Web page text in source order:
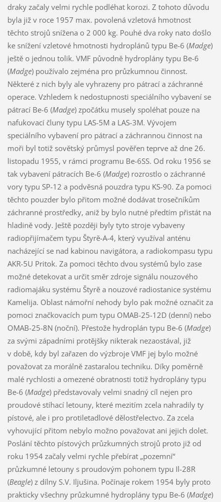
draky začaly velmi rychle podléhat korozi. Z tohoto důvodu
byla již v roce 1957 max. povolená vzletová hmotnost
těchto strojů snížena o 2 000 kg. Pouhé dva roky nato došlo
ke snížení vzletové hmotnosti hydroplánů typu Be-6 (Madge)
ještě o jednou tolik. VMF původně hydroplány typu Be-6
(Madge) používalo zejména pro průzkumnou činnost.
Některé z nich byly ale vyhrazeny pro pátrací a záchranné
operace. Vzhledem k nedostupnosti speciálního vybavení se
pátrací Be-6 (Madge) zpočátku musely spoléhat pouze na
nafukovací čluny typu LAS-5M a LAS-3M. Vývojem
speciálního vybavení pro pátrací a záchrannou činnost na
moři byl totiž sovětský průmysl pověřen teprve až dne 26.
listopadu 1955, v rámci programu Be-6SS. Od roku 1956 se
tak vybavení pátracích Be-6 (Madge) rozrostlo o záchranné
vory typu SP-12 a podvěsná pouzdra typu KS-90. Za pomoci
těchto pouzder bylo přitom možné dodávat trosečníkům
záchranné prostředky, aniž by bylo nutné předtím přistát na
hladině vody. Ještě později byly tyto stroje vybaveny
radiopřijímačem typu Štyrě-A-4, který využíval anténu
nacházející se nad kabinou navigátora, a radiokompasu typu
AKR-5U Pritok. Za pomoci těchto dvou systémů bylo zase
možné detekovat a určit směr zdroje signálu nouzového
radiomajáku systému Štyrě a nouzové radiostanice systému
Kamelija. Oblast námořní nehody bylo pak možné označit za
pomoci značkovacích pum typu OMAB-25-12D (denní) nebo
OMAB-25-8N (noční). Přestože hydroplán typu Be-6 (Madge)
za svými západními protějšky nikterak nezaostával, již
v době, kdy byl zařazen do výzbroje VMF jej bylo možné
považovat za morálně zastaralou techniku. Díky poměrně
malé rychlosti a omezené obratnosti totiž hydroplány typu
Be-6 (Madge) představovaly velmi snadný cíl nejen pro
proudové stíhací letouny, které mezitím zcela nahradily ty
pístové, ale i pro protiletadlové dělostřelectvo. Za zcela
vyhovující přitom nebylo možno považovat ani jejich dolet.
Poslání těchto pístových průzkumných strojů proto již od
roku 1954 začaly velmi rychle přebírat „pozemní“
průzkumné letouny s proudovým pohonem typu Il-28R
(Beagle) z dílny S.V. Iljušina. Počínaje rokem 1954 byly proto
prakticky všechny průzkumné hydroplány typu Be-6 (Madge)